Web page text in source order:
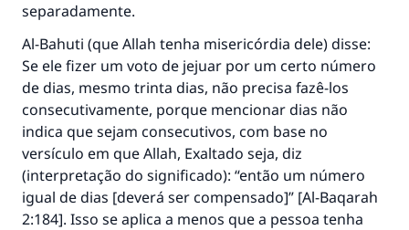
separadamente.
Al-Bahuti (que Allah tenha misericórdia dele) disse:
Se ele fizer um voto de jejuar por um certo número
de dias, mesmo trinta dias, não precisa fazê-los
consecutivamente, porque mencionar dias não
indica que sejam consecutivos, com base no
versículo em que Allah, Exaltado seja, diz
(interpretação do significado): “então um número
igual de dias [deverá ser compensado]” [Al-Baqarah
2:184]. Isso se aplica a menos que a pessoa tenha